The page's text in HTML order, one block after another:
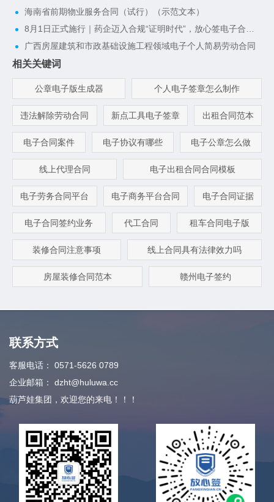
海南省前期物业服务合同（试行）（示范文本）
广西房屋建筑和市政基础设施工程领域电子个人简易劳动合同
相关关键词
公章电子版生成器 个人电子签章怎么制作
违法解除劳动合同 新点工具电子签章 出租合同范本
电子合同案件 电子协议有哪些 电子公章怎么做
线上代理合同 电子出租合同合同模板
电子劳务合同平台 电子商务平台合同 电子合同证据
电子合同签约业务 代工合同 租车合同电子版
装修合同注意事项 线上合同具有法律效力吗
房屋装修合同范本 赣州电子签约
联系方式
客服电话：
0571-5626 0789
企业邮箱：
dzht@huluwa.cc
葫芦娃集团，欢迎您的来电！！！